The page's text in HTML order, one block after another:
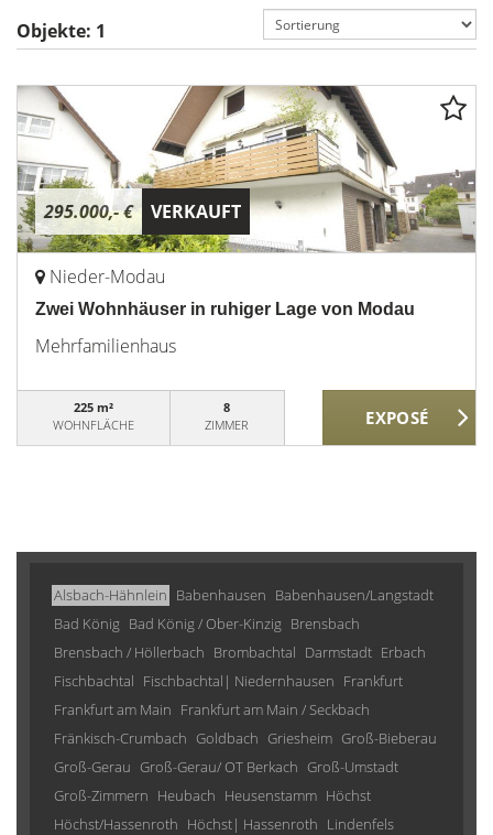
Objekte: 1
295.000,- € VERKAUFT
Nieder-Modau
Zwei Wohnhäuser in ruhiger Lage von Modau
Mehrfamilienhaus
225 m²
WOHNFLÄCHE
8
ZIMMER
Alsbach-Hähnlein Babenhausen Babenhausen/Langstadt
Bad König Bad König / Ober-Kinzig Brensbach
Brensbach / Höllerbach Brombachtal Darmstadt Erbach
Fischbachtal Fischbachtal| Niedernhausen Frankfurt
Frankfurt am Main Frankfurt am Main / Seckbach
Fränkisch-Crumbach Goldbach Griesheim Groß-Bieberau
Groß-Gerau Groß-Gerau/ OT Berkach Groß-Umstadt
Groß-Zimmern Heubach Heusenstamm Höchst
Höchst/Hassenroth Höchst| Hassenroth Lindenfels